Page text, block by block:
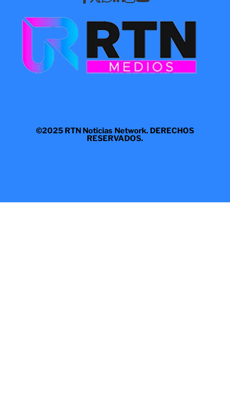
©2025 RTN Noticias Network. DERECHOS
RESERVADOS.